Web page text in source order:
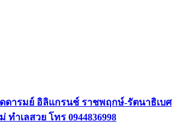
ดารมย์ อิลิแกรนช์ ราชพฤกษ์-รัตนาธิเบศ
ำเลสวย โทร 0944836998